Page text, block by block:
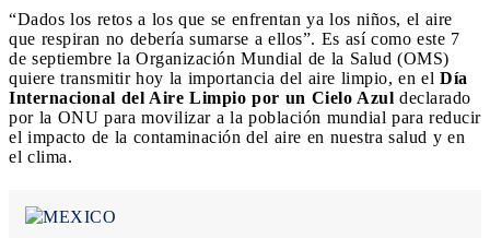
“Dados los retos a los que se enfrentan ya los niños, el aire
que respiran no debería sumarse a ellos”. Es así como este 7
de septiembre la Organización Mundial de la Salud (OMS)
quiere transmitir hoy la importancia del aire limpio, en el Día
Internacional del Aire Limpio por un Cielo Azul declarado
por la ONU para movilizar a la población mundial para reducir
el impacto de la contaminación del aire en nuestra salud y en
el clima.